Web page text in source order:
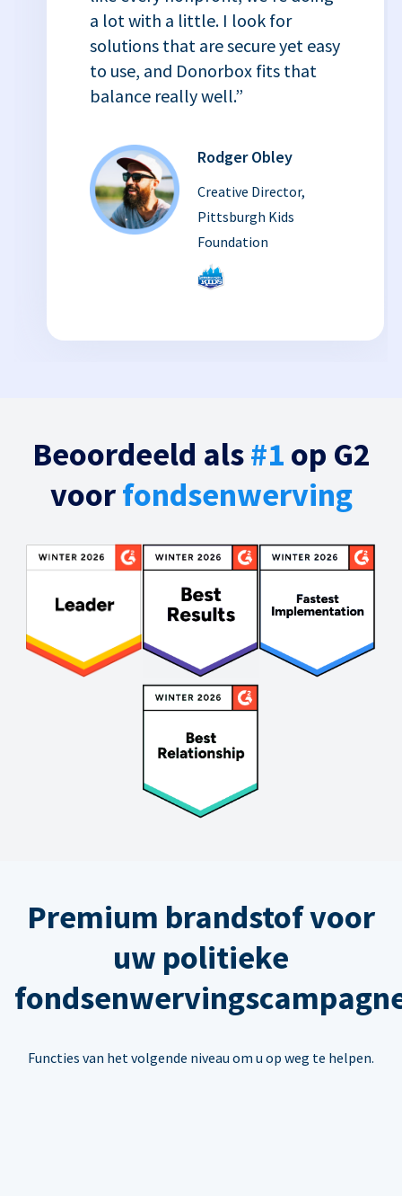
a lot with a little. I look for
solutions that are secure yet easy
to use, and Donorbox fits that
balance really well.”
Rodger Obley
Creative Director,
Pittsburgh Kids
Foundation
Beoordeeld als#1 op G2
voorfondsenwerving
Premium brandstof voor
uw politieke
Functies van het volgende niveau om u op weg te helpen.